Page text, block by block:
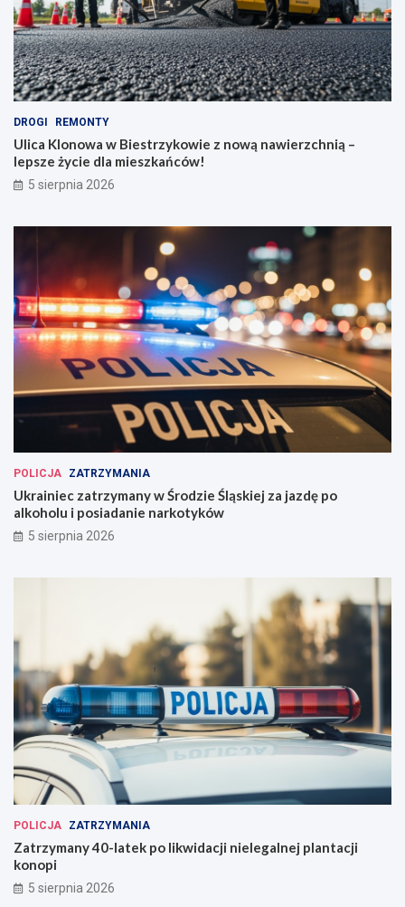
DROGI REMONTY
Ulica Klonowa w Biestrzykowie z nową nawierzchnią –
lepsze życie dla mieszkańców!
5 sierpnia 2026
POLICJA ZATRZYMANIA
Ukrainiec zatrzymany w Środzie Śląskiej za jazdę po
alkoholu i posiadanie narkotyków
5 sierpnia 2026
POLICJA ZATRZYMANIA
Zatrzymany 40-latek po likwidacji nielegalnej plantacji
konopi
5 sierpnia 2026